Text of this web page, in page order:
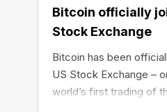
Bitcoin officially
Stock Exchange
Bitcoin has been
US Stock Exchange –
world’s first trading of